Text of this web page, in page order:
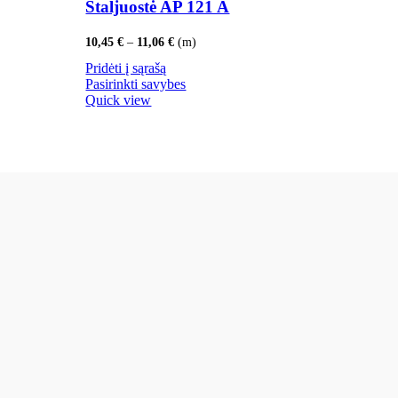
Staljuostė AP 121 A
10,45€ – 11,06€Price
range:
through
(m)
Pridėti į sąrašą
Pasirinkti savybes
Quick view